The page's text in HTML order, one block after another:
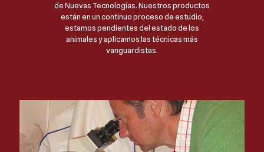
de Nuevas Tecnologías. Nuestros productos
están en un continuo proceso de estudio;
estamos pendientes del estado de los
animales y aplicamos las técnicas más
vanguardistas.